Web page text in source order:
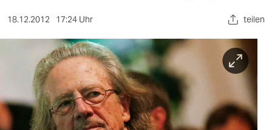
sport
berlin
nord
wahrheit
18.12.2012 17:24 Uhr teilen